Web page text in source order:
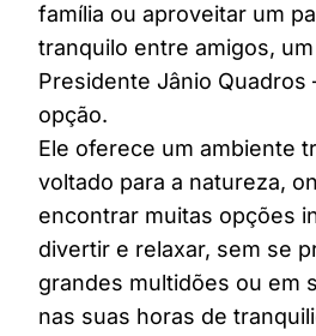
família ou aproveitar um
tranquilo entre amigos,
Presidente Jânio Quadros
opção.
Ele oferece um ambiente
voltado para a natureza,
encontrar muitas opções
divertir e relaxar, sem se
grandes multidões ou em
nas suas horas de